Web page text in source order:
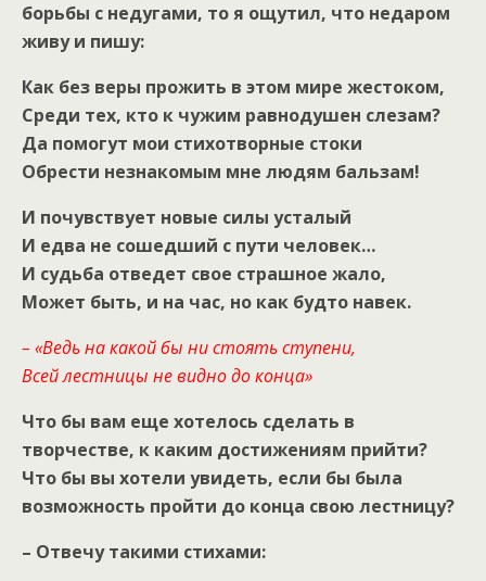
борьбы с недугами, то я ощутил, что недаром
живу и пишу:
Как без веры прожить в этом мире жестоком,
Среди тех, кто к чужим равнодушен слезам?
Да помогут мои стихотворные стоки
Обрести незнакомым мне людям бальзам!
И почувствует новые силы усталый
И едва не сошедший с пути человек…
И судьба отведет свое страшное жало,
Может быть, и на час, но как будто навек.
– «Ведь на какой бы ни стоять ступени,
Всей лестницы не видно до конца»
Что бы вам еще хотелось сделать в
творчестве, к каким достижениям прийти?
Что бы вы хотели увидеть, если бы была
возможность пройти до конца свою лестницу?
– Отвечу такими стихами: